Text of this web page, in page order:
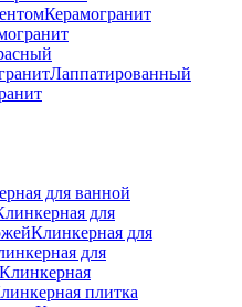
Керамогранит
Лаппатированный
для ванной
для
Клинкерная для
для
Клинкерная
плитка